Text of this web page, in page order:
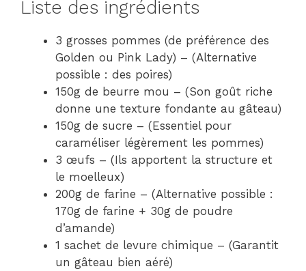
Liste des ingrédients
3 grosses pommes (de préférence des
Golden ou Pink Lady) – (Alternative
possible : des poires)
150g de beurre mou – (Son goût riche
donne une texture fondante au gâteau)
150g de sucre – (Essentiel pour
caraméliser légèrement les pommes)
3 œufs – (Ils apportent la structure et
le moelleux)
200g de farine – (Alternative possible :
170g de farine + 30g de poudre
d’amande)
1 sachet de levure chimique – (Garantit
un gâteau bien aéré)